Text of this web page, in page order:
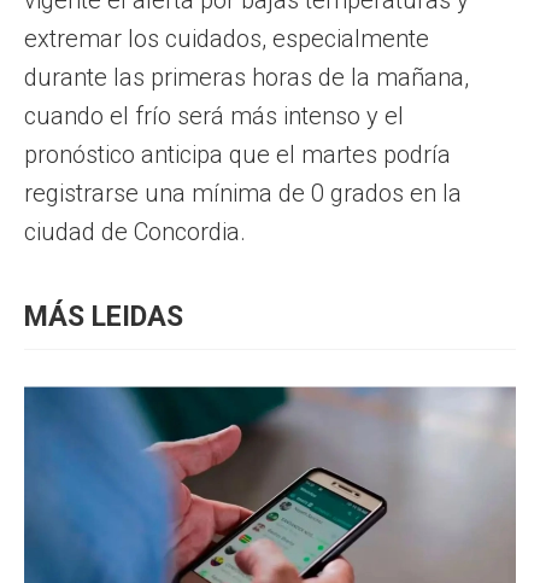
extremar los cuidados, especialmente
durante las primeras horas de la mañana,
cuando el frío será más intenso y el
pronóstico anticipa que el martes podría
registrarse una mínima de 0 grados en la
ciudad de Concordia.
MÁS LEIDAS